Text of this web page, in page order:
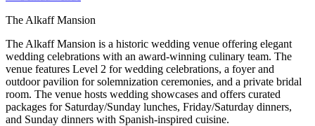
The Alkaff Mansion
The Alkaff Mansion is a historic wedding venue offering elegant
wedding celebrations with an award-winning culinary team. The
venue features Level 2 for wedding celebrations, a foyer and
outdoor pavilion for solemnization ceremonies, and a private bridal
room. The venue hosts wedding showcases and offers curated
packages for Saturday/Sunday lunches, Friday/Saturday dinners,
and Sunday dinners with Spanish-inspired cuisine.